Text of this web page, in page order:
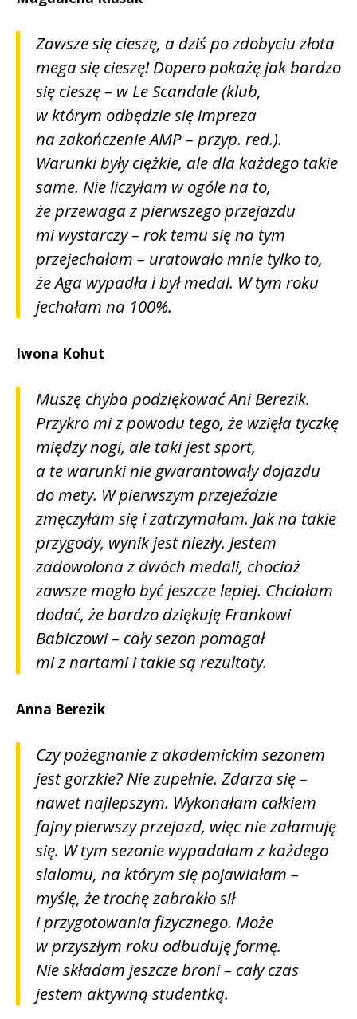
Zawsze się cieszę, a dziś po zdobyciu złota
mega się cieszę! Dopero pokażę jak bardzo
się cieszę – w Le Scandale (klub,
w którym odbędzie się impreza
na zakończenie AMP – przyp. red.).
Warunki były ciężkie, ale dla każdego takie
same. Nie liczyłam w ogóle na to,
że przewaga z pierwszego przejazdu
mi wystarczy – rok temu się na tym
przejechałam – uratowało mnie tylko to,
że Aga wypadła i był medal. W tym roku
jechałam na 100%.
Iwona Kohut
Muszę chyba podziękować Ani Berezik.
Przykro mi z powodu tego, że wzięła tyczkę
między nogi, ale taki jest sport,
a te warunki nie gwarantowały dojazdu
do mety. W pierwszym przejeździe
zmęczyłam się i zatrzymałam. Jak na takie
przygody, wynik jest niezły. Jestem
zadowolona z dwóch medali, chociaż
zawsze mogło być jeszcze lepiej. Chciałam
dodać, że bardzo dziękuję Frankowi
Babiczowi – cały sezon pomagał
mi z nartami i takie są rezultaty.
Anna Berezik
Czy pożegnanie z akademickim sezonem
jest gorzkie? Nie zupełnie. Zdarza się –
nawet najlepszym. Wykonałam całkiem
fajny pierwszy przejazd, więc nie załamuję
się. W tym sezonie wypadałam z każdego
slalomu, na którym się pojawiałam –
myślę, że trochę zabrakło sił
i przygotowania fizycznego. Może
w przyszłym roku odbuduję formę.
Nie składam jeszcze broni – cały czas
jestem aktywną studentką.